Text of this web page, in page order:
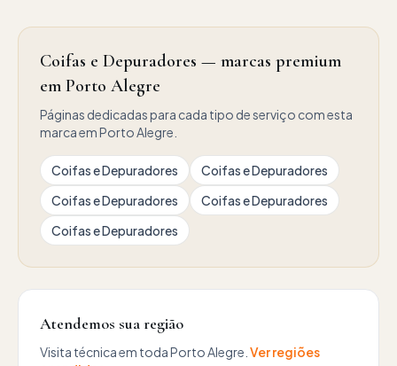
Coifas e Depuradores — marcas premium
em Porto Alegre
Páginas dedicadas para cada tipo de serviço com esta
marca em Porto Alegre.
Coifas e Depuradores
Coifas e Depuradores
Coifas e Depuradores
Coifas e Depuradores
Coifas e Depuradores
Atendemos sua região
Visita técnica em toda Porto Alegre. Ver regiões